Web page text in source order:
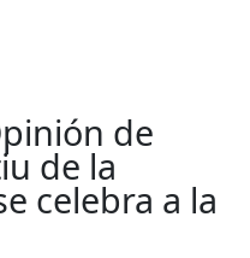
de
de la
celebra a la